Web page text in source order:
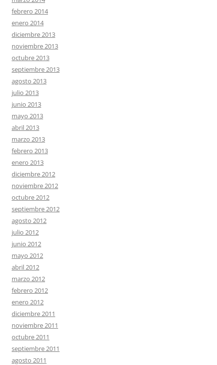
febrero 2014
enero 2014
diciembre 2013
noviembre 2013
octubre 2013
septiembre 2013
agosto 2013
julio 2013
junio 2013
mayo 2013
abril 2013
marzo 2013
febrero 2013
enero 2013
diciembre 2012
noviembre 2012
octubre 2012
septiembre 2012
agosto 2012
julio 2012
junio 2012
mayo 2012
abril 2012
marzo 2012
febrero 2012
enero 2012
diciembre 2011
noviembre 2011
octubre 2011
septiembre 2011
agosto 2011